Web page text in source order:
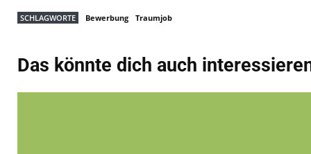
SCHLAGWORTE Bewerbung Traumjob
Das könnte dich auch